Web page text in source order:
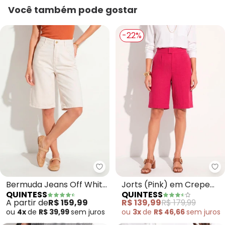
Você também pode gostar
Quintess - Bermuda Jeans Off
Bermuda Jeans Off White
Cintura Alta Modelagem
Reta 100% Algodão
QUINTESS
A partir deR$ 159,99
ou 4xde R$ 39,99sem juros
-22%
Jorts (Pink) em Crepe
Plano
QUINTESS
R$ 139,99R$ 179,99
ou 3xde R$ 46,66sem juros